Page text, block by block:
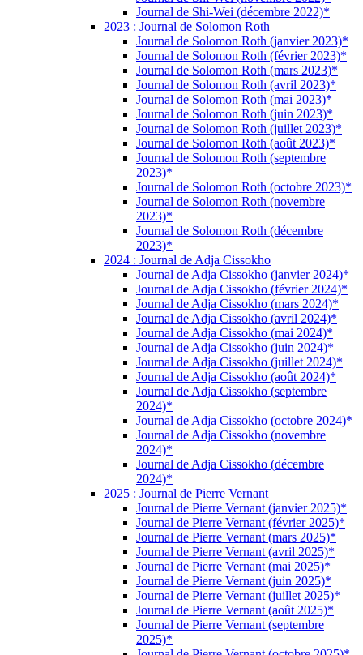
Journal de Shi-Wei (décembre 2022)*
2023 : Journal de Solomon Roth
Journal de Solomon Roth (janvier 2023)*
Journal de Solomon Roth (février 2023)*
Journal de Solomon Roth (mars 2023)*
Journal de Solomon Roth (avril 2023)*
Journal de Solomon Roth (mai 2023)*
Journal de Solomon Roth (juin 2023)*
Journal de Solomon Roth (juillet 2023)*
Journal de Solomon Roth (août 2023)*
Journal de Solomon Roth (septembre
2023)*
Journal de Solomon Roth (octobre 2023)*
Journal de Solomon Roth (novembre
2023)*
Journal de Solomon Roth (décembre
2023)*
2024 : Journal de Adja Cissokho
Journal de Adja Cissokho (janvier 2024)*
Journal de Adja Cissokho (février 2024)*
Journal de Adja Cissokho (mars 2024)*
Journal de Adja Cissokho (avril 2024)*
Journal de Adja Cissokho (mai 2024)*
Journal de Adja Cissokho (juin 2024)*
Journal de Adja Cissokho (juillet 2024)*
Journal de Adja Cissokho (août 2024)*
Journal de Adja Cissokho (septembre
2024)*
Journal de Adja Cissokho (octobre 2024)*
Journal de Adja Cissokho (novembre
2024)*
Journal de Adja Cissokho (décembre
2024)*
2025 : Journal de Pierre Vernant
Journal de Pierre Vernant (janvier 2025)*
Journal de Pierre Vernant (février 2025)*
Journal de Pierre Vernant (mars 2025)*
Journal de Pierre Vernant (avril 2025)*
Journal de Pierre Vernant (mai 2025)*
Journal de Pierre Vernant (juin 2025)*
Journal de Pierre Vernant (juillet 2025)*
Journal de Pierre Vernant (août 2025)*
Journal de Pierre Vernant (septembre
2025)*